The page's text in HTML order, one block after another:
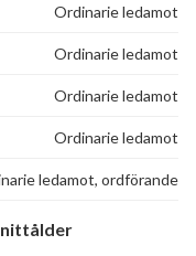
Ordinarie ledamot
Ordinarie ledamot
Ordinarie ledamot
Ordinarie ledamot
ledamot, ordförande